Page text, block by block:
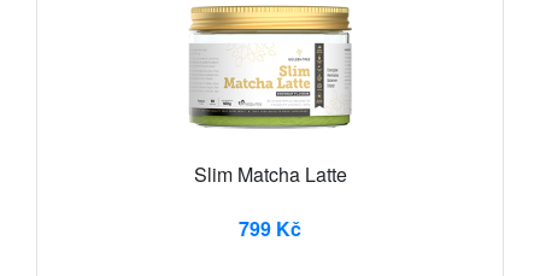
Slim Matcha Latte
799 Kč